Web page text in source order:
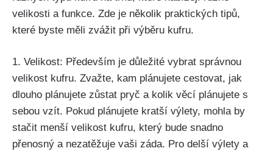
velikosti a funkce. Zde je ⁣několik praktických ​tipů,
které‌ byste měli⁢ zvážit při výběru kufru.
1. Velikost: Především je důležité vybrat ⁣správnou
velikost kufru. Zvažte, kam plánujete cestovat, jak
dlouho plánujete zůstat pryč⁤ a kolik věcí plánujete ‌s
sebou vzít. Pokud plánujete kratší výlety, mohla by
stačit menší velikost kufru, který‍ bude snadno
přenosný a nezatěžuje vaši záda. Pro delší výlety a